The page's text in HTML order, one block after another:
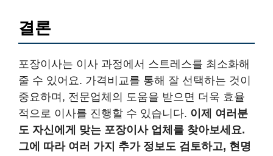
결론
포장이사는 이사 과정에서 스트레스를 최소화해
줄 수 있어요. 가격비교를 통해 잘 선택하는 것이
중요하며, 전문업체의 도움을 받으면 더욱 효율
적으로 이사를 진행할 수 있습니다. 이제 여러분
도 자신에게 맞는 포장이사 업체를 찾아보세요.
그에 따라 여러 가지 추가 정보도 검토하고, 현명